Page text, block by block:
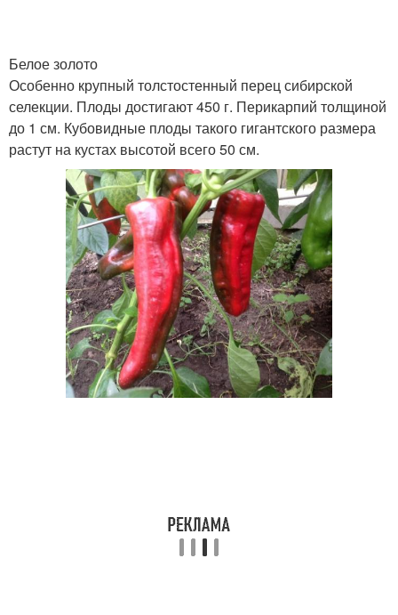
Белое золото
Особенно крупный толстостенный перец сибирской
селекции. Плоды достигают 450 г. Перикарпий толщиной
до 1 см. Кубовидные плоды такого гигантского размера
растут на кустах высотой всего 50 см.